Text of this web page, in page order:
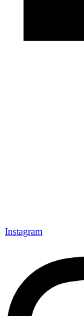
Instagram